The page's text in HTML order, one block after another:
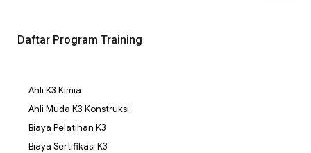
Daftar Program Training
Ahli K3 Kimia
Ahli Muda K3 Konstruksi
Biaya Pelatihan K3
Biaya Sertifikasi K3